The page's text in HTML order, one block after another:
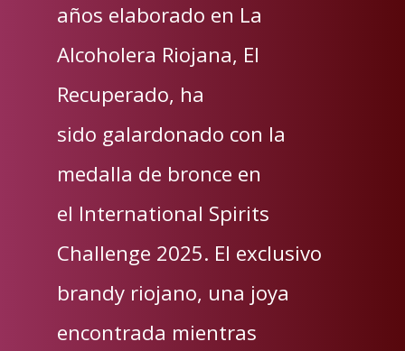
años elaborado en La
Alcoholera Riojana, El
Recuperado, ha
sido galardonado con la
medalla de bronce en
el International Spirits
Challenge 2025. El exclusivo
brandy riojano, una joya
encontrada mientras